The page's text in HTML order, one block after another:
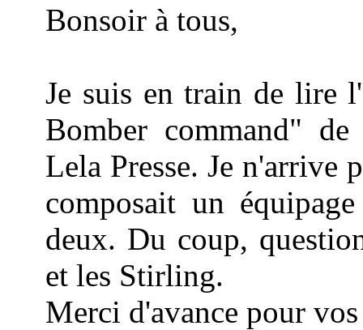
Bonsoir à tous,
Je suis en train de lire
Bomber command"
Lela Presse. Je n'arrive
composait un
deux. Du coup,
et les Stirling.
Merci d'avance pour vos